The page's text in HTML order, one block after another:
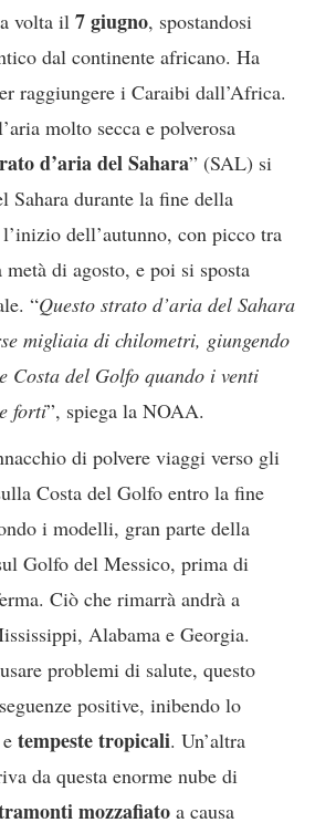
volta il 7 giugno, spostandosi
dal continente africano. Ha
raggiungere i Caraibi dall’Africa.
molto secca e polverosa
d’aria del Sahara” (SAL) si
Sahara durante la fine della
dell’autunno, con picco tra
di agosto, e poi si sposta
“Questo strato d’aria del Sahara
migliaia di chilometri, giungendo
Costa del Golfo quando i venti
forti”, spiega la NOAA.
di polvere viaggi verso gli
Costa del Golfo entro la fine
i modelli, gran parte della
Golfo del Messico, prima di
Ciò che rimarrà andrà a
Alabama e Georgia.
problemi di salute, questo
positive, inibendo lo
e tempeste tropicali. Un’altra
da questa enorme nube di
mozzafiato a causa